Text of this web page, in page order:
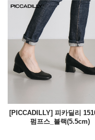
[PICCADILLY] 피카딜리
펌프스_블랙(5.5cm)